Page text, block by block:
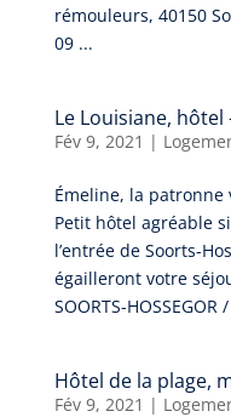
rémouleurs, 40150
09 ...
Le Louisiane,
Fév 9, 2021 |
Émeline, la patronne
Petit hôtel agréable
l’entrée de Soorts-
égailleront votre
SOORTS-
Hôtel de la plage,
Fév 9, 2021 |